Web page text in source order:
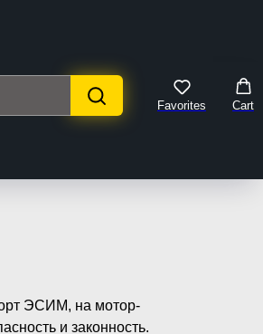
Favorites Cart
ЭСИМ, на мотор-
и законность.